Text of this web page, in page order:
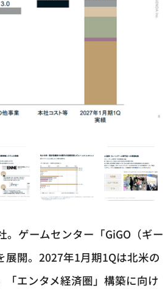
ゲームセンター「GiGO（ギー
開。2027年1月期1Qは北米の
エンタメ経済圏」構築に向け